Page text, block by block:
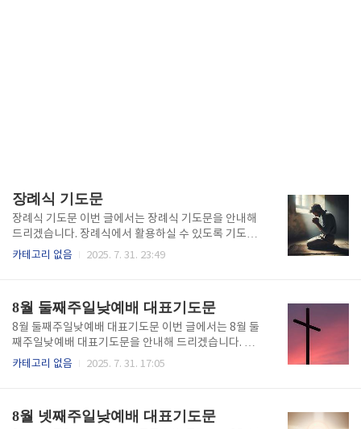
장례식 기도문
장례식 기도문 이번 글에서는 장례식 기도문을 안내해
드리겠습니다. 장례식에서 활용하실 수 있도록 기도문
을 HWP 파일과 PDF파일도 함께 공유해 드릴게요~!!
카테고리 없음 2025. 7. 31. 23:49
8월 둘째주일낮예배 대표기도문
8월 둘째주일낮예배 대표기도문 이번 글에서는 8월 둘
째주일낮예배 대표기도문을 안내해 드리겠습니다. 대
표기도 시 활용하실 수 있도록 기도문을 HWP 파일과 P
카테고리 없음 2025. 7. 31. 17:05
8월 넷째주일낮예배 대표기도문